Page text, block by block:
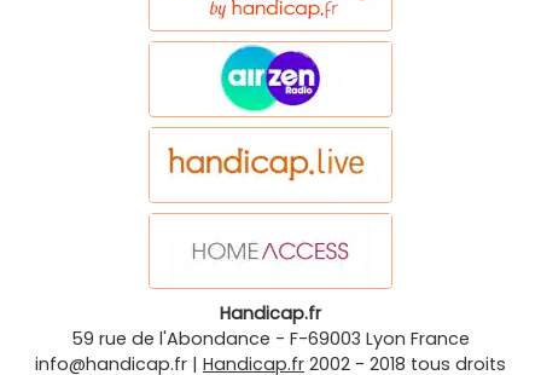
Handicap.fr
59 rue de l'Abondance - F-69003 Lyon France
info@handicap.fr | Handicap.fr 2002 - 2018 tous droits